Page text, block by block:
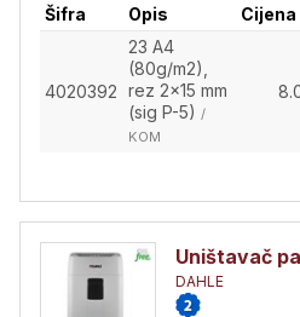
Šifra Opis Cijena
4020392
23 A4
(80g/m2),
rez 2x15 mm
(sig P-5) /
KOM
Uništavač
DAHLE